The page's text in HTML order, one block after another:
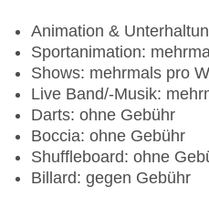
Kinderpool: Outdoor,
Liegen: ohne Gebühr
Kinderpool: Outdoor,
Liegen: ohne Gebühr
Kinderpool „Kinderpool
Gebühr, Outdoor,
November - April,
ohne Gebühr,
Animation &
Sportanimation:
Shows: mehrmals pro
Live Band/-Musik:
Darts: ohne Gebühr
Boccia: ohne Gebühr
Shuffleboard: ohne
Billard: gegen Gebühr